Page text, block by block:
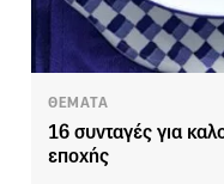
ΘΕΜΑΤΑ
16 συνταγές για
εποχής